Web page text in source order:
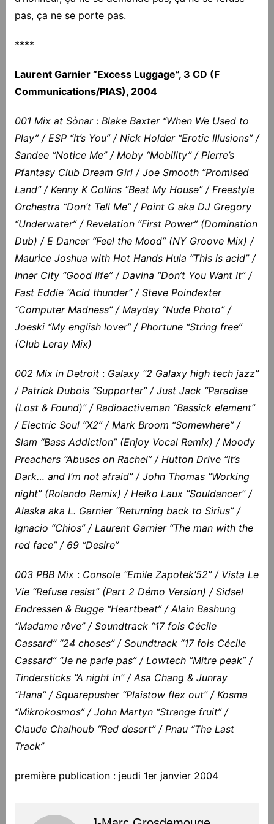
pas, ça ne se porte pas.
****
Laurent Garnier “Excess Luggage”, 3 CD (F
Communications/PIAS), 2004
001 Mix at Sònar : Blake Baxter “When We Used to
Play” / ESP “It’s You” / Nick Holder “Erotic Illusions” /
Sandee “Notice Me” / Moby “Mobility” / Pierre’s
Pfantasy Club Dream Girl / Joe Smooth “Promised
Land” / Kenny K Collins “Beat My House” / Freestyle
Orchestra “Don’t Tell Me” / Point G aka DJ Gregory
“Underwater” / Revelation “First Power” (Domination
Dub) / E Dancer “Feel the Mood” (NY Groove Mix) /
Maurice Joshua with Hot Hands Hula “This is acid” /
Inner City “Good life” / Davina “Don’t You Want It” /
Fast Eddie “Acid thunder” / Steve Poindexter
“Computer Madness” / Mayday “Nude Photo” /
Joeski “My english lover” / Phortune “String free”
(Club Leray Mix)
002 Mix in Detroit: Galaxy “2 Galaxy high tech jazz”
/ Patrick Dubois “Supporter” / Just Jack “Paradise
(Lost & Found)” / Radioactiveman “Bassick element”
/ Electric Soul “X2” / Mark Broom “Somewhere” /
Slam “Bass Addiction” (Enjoy Vocal Remix) / Moody
Preachers “Abuses on Rachel” / Hutton Drive “It’s
Dark… and I’m not afraid” / John Thomas “Working
night” (Rolando Remix) / Heiko Laux “Souldancer” /
Alaska aka L. Garnier “Returning back to Sirius” /
Ignacio “Chios” / Laurent Garnier “The man with the
red face” / 69 “Desire”
003 PBB Mix: Console “Emile Zapotek’52” / Vista Le
Vie “Refuse resist” (Part 2 Démo Version) / Sidsel
Endressen & Bugge “Heartbeat” / Alain Bashung
“Madame rêve” / Soundtrack “17 fois Cécile
Cassard” “24 choses” / Soundtrack “17 fois Cécile
Cassard” “Je ne parle pas” / Lowtech “Mitre peak” /
Tindersticks “A night in” / Asa Chang & Junray
“Hana” / Squarepusher “Plaistow flex out” / Kosma
“Mikrokosmos” / John Martyn “Strange fruit” /
Claude Chalhoub “Red desert” / Pnau “The Last
Track”
première publication : jeudi 1er janvier 2004